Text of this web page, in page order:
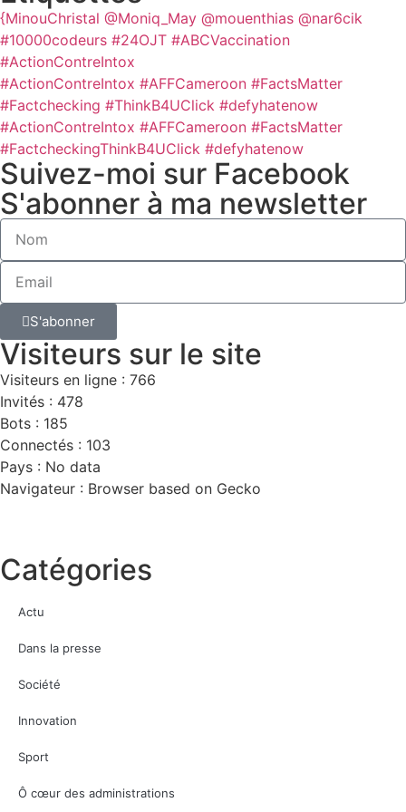
{MinouChristal @Moniq_May @mouenthias @nar6cik
#10000codeurs #24OJT #ABCVaccination
#ActionContreIntox
#ActionContreIntox #AFFCameroon #FactsMatter
#Factchecking #ThinkB4UClick #defyhatenow
#ActionContreIntox #AFFCameroon #FactsMatter
#FactcheckingThinkB4UClick #defyhatenow
Suivez-moi sur Facebook
S'abonner à ma newsletter
S'abonner
Visiteurs sur le site
Visiteurs en ligne : 766
Invités : 478
Bots : 185
Connectés : 103
Pays : No data
Navigateur : Browser based on Gecko
Catégories
Actu
Dans la presse
Société
Innovation
Sport
Ô cœur des administrations